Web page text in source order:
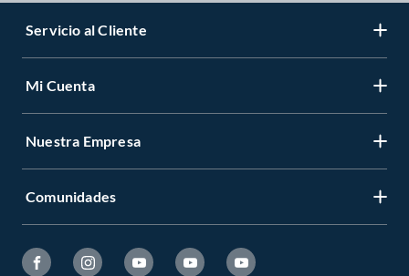
Servicio al Cliente
Mi Cuenta
Nuestra Empresa
Comunidades